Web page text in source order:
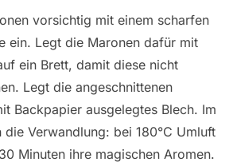
vorsichtig mit einem scharfen
ein. Legt die Maronen dafür mit
ein Brett, damit diese nicht
Legt die angeschnittenen
Backpapier ausgelegtes Blech. Im
die Verwandlung: bei 180°C Umluft
Minuten ihre magischen Aromen.